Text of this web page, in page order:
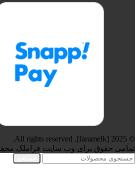
© 2025 [faramelk]. All rights reserved.
تمامی حقوق برای وب سایت فراملک